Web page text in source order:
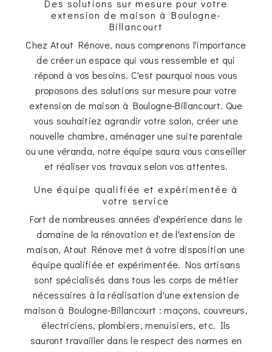
Des solutions sur mesure pour votre
extension de maison à Boulogne-
Billancourt
Chez Atout Rénove, nous comprenons l'importance
de créer un espace qui vous ressemble et qui
répond à vos besoins. C'est pourquoi nous vous
proposons des solutions sur mesure pour votre
extension de maison à Boulogne-Billancourt. Que
vous souhaitiez agrandir votre salon, créer une
nouvelle chambre, aménager une suite parentale
ou une véranda, notre équipe saura vous conseiller
et réaliser vos travaux selon vos attentes.
Une équipe qualifiée et expérimentée à
votre service
Fort de nombreuses années d'expérience dans le
domaine de la rénovation et de l'extension de
maison, Atout Rénove met à votre disposition une
équipe qualifiée et expérimentée. Nos artisans
sont spécialisés dans tous les corps de métier
nécessaires à la réalisation d'une extension de
maison à Boulogne-Billancourt : maçons, couvreurs,
électriciens, plombiers, menuisiers, etc. Ils
sauront travailler dans le respect des normes en